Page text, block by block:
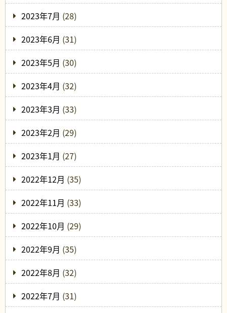
2023年7月 (28)
2023年6月 (31)
2023年5月 (30)
2023年4月 (32)
2023年3月 (33)
2023年2月 (29)
2023年1月 (27)
2022年12月 (35)
2022年11月 (33)
2022年10月 (29)
2022年9月 (35)
2022年8月 (32)
2022年7月 (31)